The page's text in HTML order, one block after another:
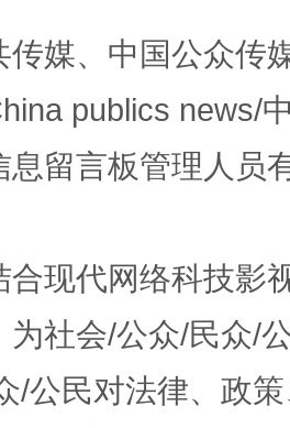
“隐身衣” 如何以
的艺术幻境
传媒、中国公众传
publics news/
息留言板管理人员
合现代网络科技影
为社会/公众/民众/
/公民对法律、政